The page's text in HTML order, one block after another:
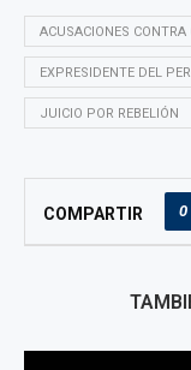
ACUSACIONES CONTRA
EXPRESIDENTE DEL
JUICIO POR REBELIÓN
COMPARTIR 0